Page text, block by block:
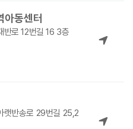
동센터
반로 12번길 16 3층
랫반송로 29번길 25,2